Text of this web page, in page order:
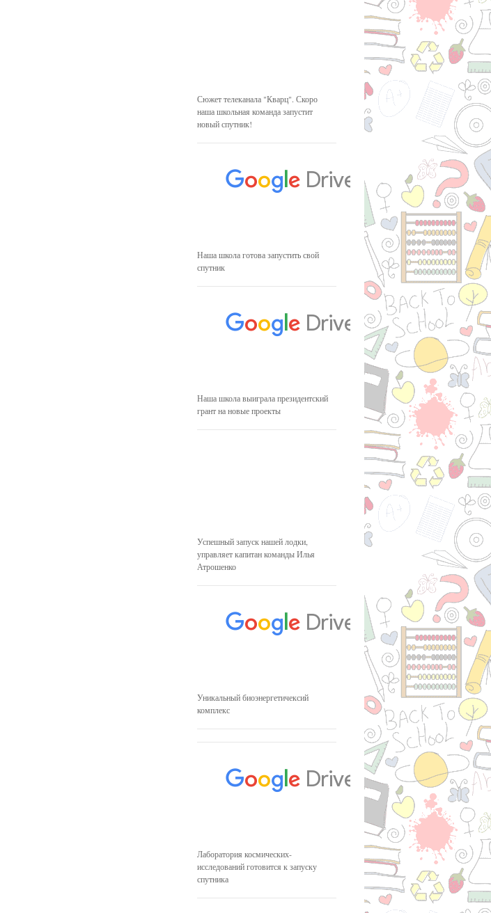
Сюжет телеканала "Кварц". Скоро
наша школьная команда запустит
новый спутник!
Наша школа готова запустить свой
спутник
Наша школа выиграла президентский
грант на новые проекты
Успешный запуск нашей лодки,
управляет капитан команды Илья
Атрошенко
Уникальный биоэнергетичексий
комплекс
Лаборатория космических-
исследований готовится к запуску
спутника